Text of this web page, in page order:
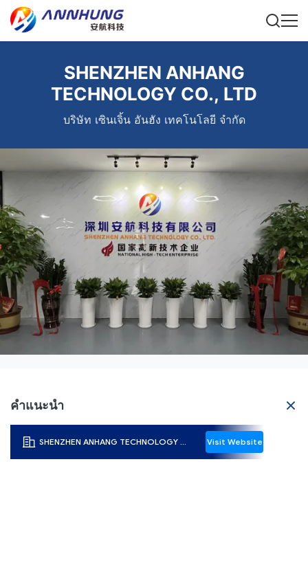
SHENZHEN ANHANG
TECHNOLOGY CO., LTD
บริษัท เซินเจิ้น อันฮัง เทคโนโลยี จำกัด
คําแนะนํา